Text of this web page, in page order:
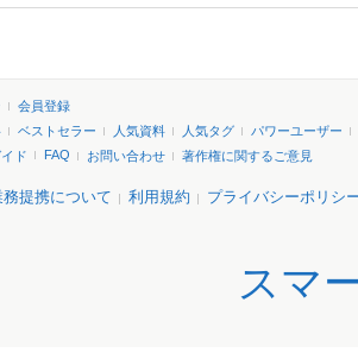
会員登録
ベストセラー 人気資料 人気タグ
パワーユーザー
ド FAQ お問い合わせ 著作権に関するご意見
務提携について 利用規約 プライバシーポリシ
スマ